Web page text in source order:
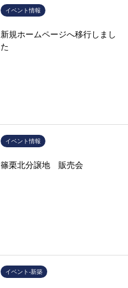
イベント情報
新規ホームページへ移行しまし
た
イベント情報
篠栗北分譲地 販売会
イベント-新築